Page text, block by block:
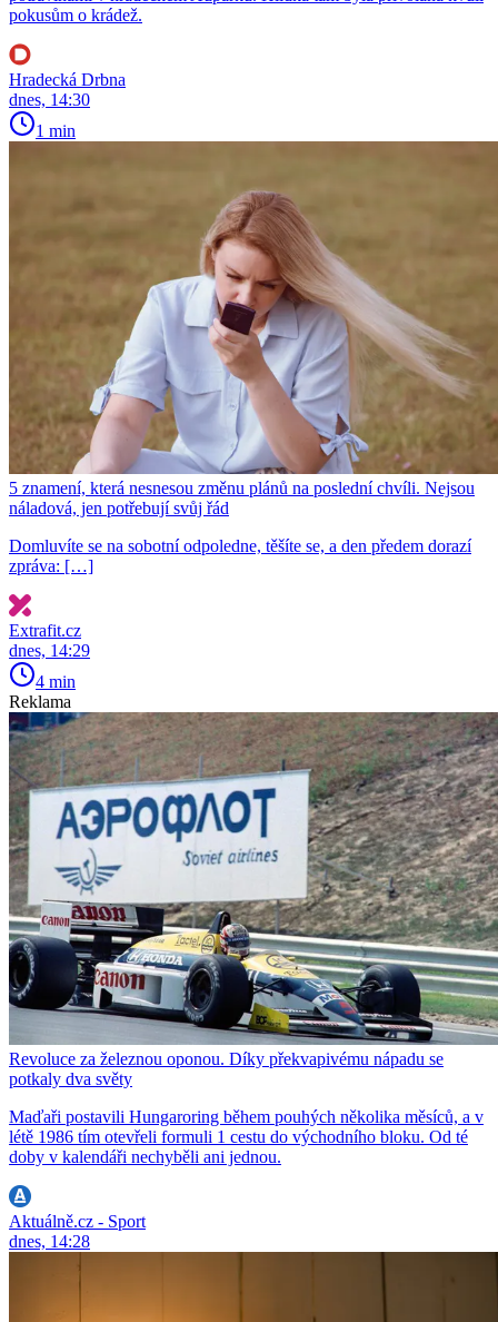
pokusům o krádež.
Hradecká Drbna
dnes, 14:30
1 min
5 znamení, která nesnesou změnu plánů na poslední chvíli. Nejsou
náladová, jen potřebují svůj řád
Domluvíte se na sobotní odpoledne, těšíte se, a den předem dorazí
zpráva: […]
Extrafit.cz
dnes, 14:29
4 min
Reklama
Revoluce za železnou oponou. Díky překvapivému nápadu se
potkaly dva světy
Maďaři postavili Hungaroring během pouhých několika měsíců, a v
létě 1986 tím otevřeli formuli 1 cestu do východního bloku. Od té
doby v kalendáři nechyběli ani jednou.
Aktuálně.cz - Sport
dnes, 14:28